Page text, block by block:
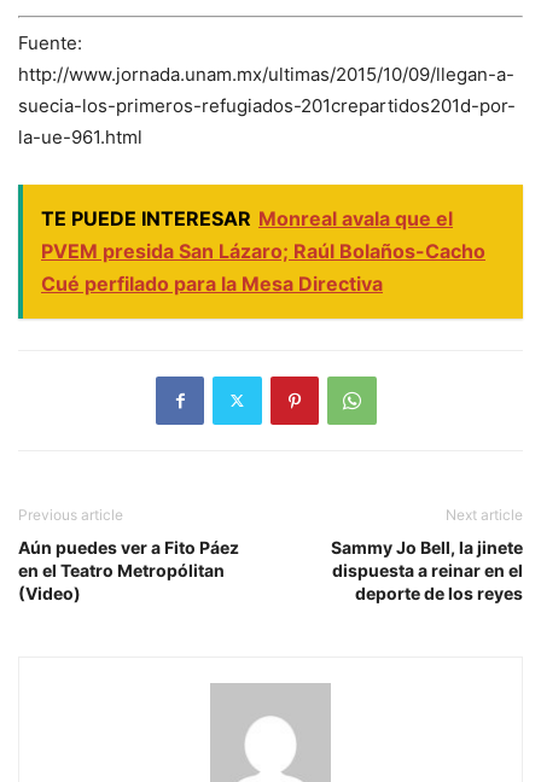
Fuente:
http://www.jornada.unam.mx/ultimas/2015/10/09/llegan-a-
suecia-los-primeros-refugiados-201crepartidos201d-por-
la-ue-961.html
TE PUEDE INTERESAR Monreal avala que el
PVEM presida San Lázaro; Raúl Bolaños-Cacho
Cué perfilado para la Mesa Directiva
Previous article
Aún puedes ver a Fito Páez
en el Teatro Metropólitan
(Video)
Next article
Sammy Jo Bell, la jinete
dispuesta a reinar en el
deporte de los reyes